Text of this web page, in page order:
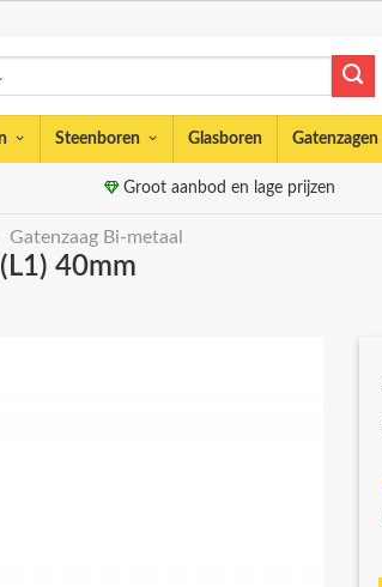
Steenboren Glasboren Gatenzagen
Groot aanbod en lage prijzen
Gatenzaag Bi-metaal
40mm